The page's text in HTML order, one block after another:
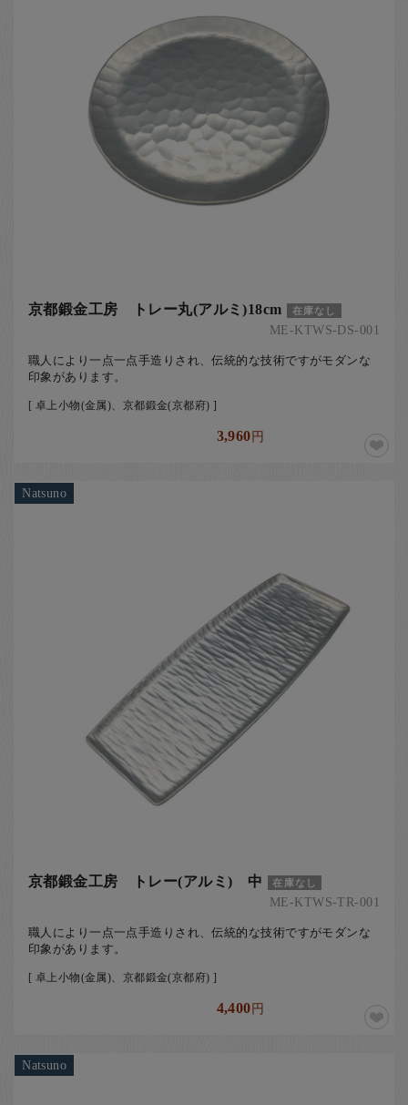
京都鍛金工房 トレー丸(アルミ)18cm 在庫なし
ME-KTWS-DS-001
職人により一点一点手造りされ、伝統的な技術ですがモダンな
印象があります。
[ 卓上小物(金属)、京都鍛金(京都府) ]
3,960円
Natsuno
京都鍛金工房 トレー(アルミ) 中 在庫なし
ME-KTWS-TR-001
職人により一点一点手造りされ、伝統的な技術ですがモダンな
印象があります。
[ 卓上小物(金属)、京都鍛金(京都府) ]
4,400円
Natsuno